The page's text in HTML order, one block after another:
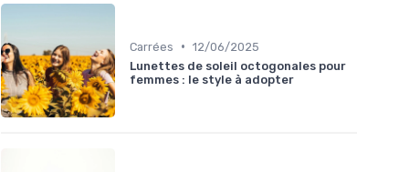
Carrées • 12/06/2025
Lunettes de soleil octogonales pour
femmes : le style à adopter